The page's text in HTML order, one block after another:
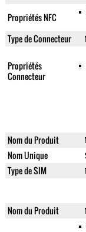
Propriétés NFC
Type de Connecteur
Propriétés
Connecteur
Nom du Produit
Nom Unique
Type de SIM
Nom du Produit